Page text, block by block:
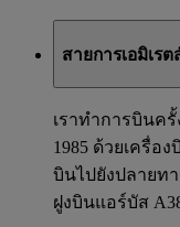
สายการเอมิเร
เราทำการบินค
1985 ด้วยเครื่อ
บินไปยังปลายท
ฝูงบินแอร์บัส